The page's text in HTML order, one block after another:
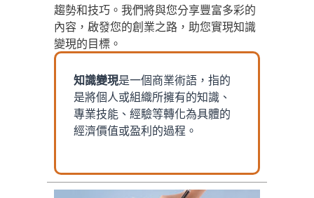
趨勢和技巧。我們將與您分享豐富多彩的
內容，啟發您的創業之路，助您實現知識
變現的目標。
知識變現是一個商業術語，指的
是將個人或組織所擁有的知識、
專業技能、經驗等轉化為具體的
經濟價值或盈利的過程。